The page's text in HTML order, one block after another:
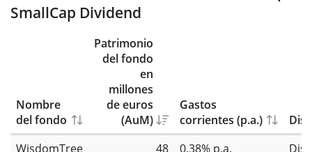
SmallCap Dividend
Nombre
del fondo
Patrimonio
del fondo
en
millones
de euros
(AuM)
Gastos
corrientes (p.a.)
WisdomTree
48 0,38% p.a.